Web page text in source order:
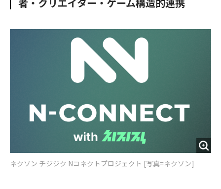
ネクソン チジジク Nコネクトプロジェクト [写真=ネクソン]